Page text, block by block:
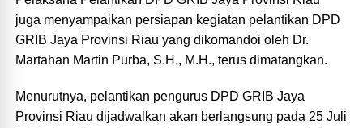
juga menyampaikan persiapan kegiatan pelantikan DPD
GRIB Jaya Provinsi Riau yang dikomandoi oleh Dr.
Martahan Martin Purba, S.H., M.H., terus dimatangkan.
Menurutnya, pelantikan pengurus DPD GRIB Jaya
Provinsi Riau dijadwalkan akan berlangsung pada 25 Juli